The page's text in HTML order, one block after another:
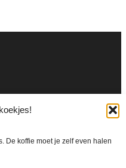
De koffie moet je zelf even halen